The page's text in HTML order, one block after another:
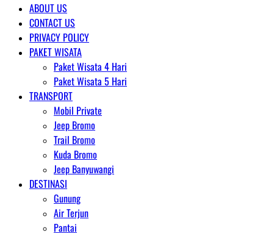
ABOUT US
CONTACT US
PRIVACY POLICY
PAKET WISATA
Paket Wisata 4 Hari
Paket Wisata 5 Hari
TRANSPORT
Mobil Private
Jeep Bromo
Trail Bromo
Kuda Bromo
Jeep Banyuwangi
DESTINASI
Gunung
Air Terjun
Pantai